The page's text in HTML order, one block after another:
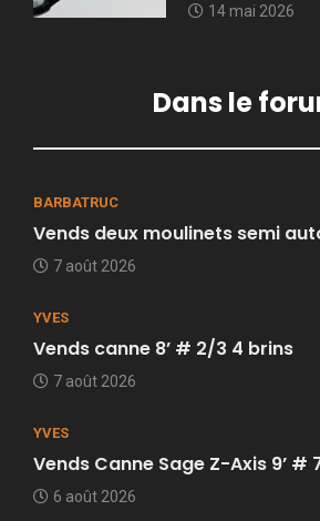
14 mai 2026
Dans le
BARBATRUC
Vends deux moulinets semi
7 août 2026
YVES
Vends canne 8’ # 2/3 4 brins
7 août 2026
YVES
Vends Canne Sage Z-Axis 9’ #
6 août 2026